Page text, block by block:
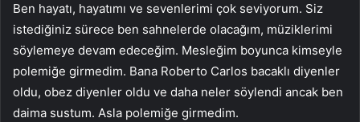
Ben hayatı, hayatımı ve sevenlerimi çok seviyorum. Siz
istediğiniz sürece ben sahnelerde olacağım, müziklerimi
söylemeye devam edeceğim. Mesleğim boyunca kimseyle
polemiğe girmedim. Bana Roberto Carlos bacaklı diyenler
oldu, obez diyenler oldu ve daha neler söylendi ancak ben
daima sustum. Asla polemiğe girmedim.